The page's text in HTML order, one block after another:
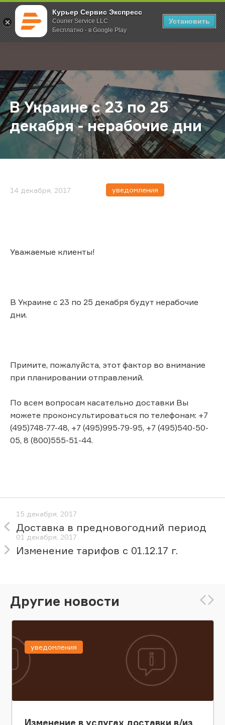
Курьер Сервис Экспресс
Courier Service LLC
Бесплатно - в Google Play
Установить
; Главная О компании Новости В Украине с 23 по 25 декабря -
В Украине с 23 по 25
декабря - нерабочие дни
14 декабря, 2017 уведомления
Уважаемые клиенты!
В Украине с 23 по 25 декабря будут нерабочие
дни.
Примите, пожалуйста, этот фактор во внимание
при планировании отправлений.
По всем вопросам касательно доставки Вы
можете проконсультироваться по телефонам: +7
(495)748-77-48, +7 (495)995-79-95, +7 (495)540-50-
05, 8 (800)555-51-44.
15 декабря, 2017
Доставка в предновогодний период
01 декабря, 2017
Изменение тарифов с 01.12.17 г.
Другие новости
Изменение в услугах доставки в/из
уведомления